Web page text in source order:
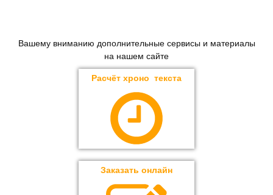
Вашему вниманию дополнительные сервисы и материалы
на нашем сайте
Расчёт хроно текста
Заказать онлайн